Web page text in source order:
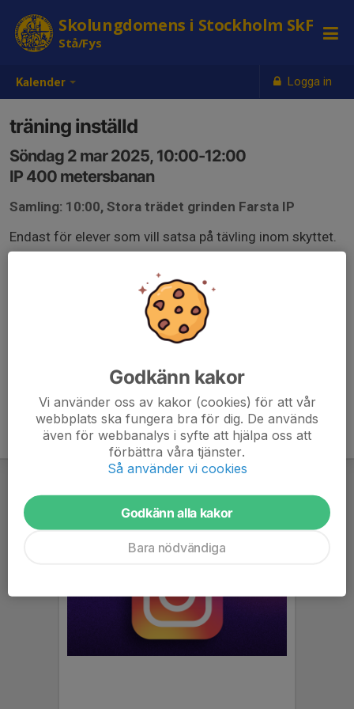
Kalender Logga in
Skolungdomens i Stockholm SkF
Stå/Fys
träning inställd
Söndag 2 mar 2025, 10:00-12:00
IP 400 metersbanan
Samling: 10:00, Stora trädet grinden Farsta IP
Endast för elever som vill satsa på tävling inom skyttet.
progressiv träning och kräver hög närvaro
Godkänn kakor
Vi använder oss av kakor (cookies) för att vår
webbplats ska fungera bra för dig. De används
även för webbanalys i syfte att hjälpa oss att
förbättra våra tjänster.
Så använder vi cookies
Godkänn alla kakor
Bara nödvändiga